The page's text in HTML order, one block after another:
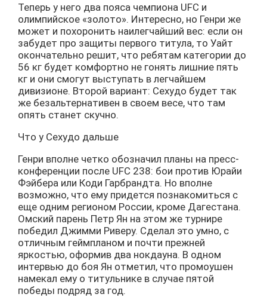
Теперь у него два пояса чемпиона UFC и
олимпийское «золото». Интересно, но Генри же
может и похоронить наилегчайший вес: если он
забудет про защиты первого титула, то Уайт
окончательно решит, что ребятам категории до
56 кг будет комфортно не гонять лишние пять
кг и они смогут выступать в легчайшем
дивизионе. Второй вариант: Сехудо будет так
же безальтернативен в своем весе, что там
опять станет скучно.
Что у Сехудо дальше
Генри вполне четко обозначил планы на пресс-
конференции после UFC 238: бои против Юрайи
Фэйбера или Коди Гарбрандта. Но вполне
возможно, что ему придется познакомиться с
еще одним регионом России, кроме Дагестана.
Омский парень Петр Ян на этом же турнире
победил Джимми Риверу. Сделал это умно, с
отличным геймпланом и почти прежней
яркостью, оформив два нокдауна. В одном
интервью до боя Ян отметил, что промоушен
намекал ему о титульнике в случае пятой
победы подряд за год.